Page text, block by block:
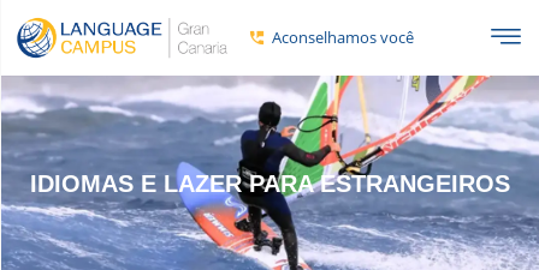
Aconselhamos você
IDIOMAS E LAZER PARA ESTRANGEIROS